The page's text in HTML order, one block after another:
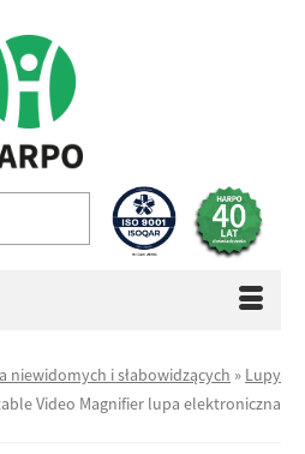
niewidomych i słabowidzących » Lupy
Video Magnifier lupa elektroniczna